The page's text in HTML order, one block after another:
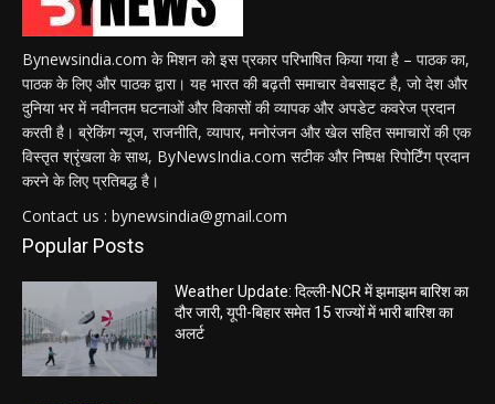
Bynewsindia.com के मिशन को इस प्रकार परिभाषित किया गया है – पाठक का,
पाठक के लिए और पाठक द्वारा। यह भारत की बढ़ती समाचार वेबसाइट है, जो देश और
दुनिया भर में नवीनतम घटनाओं और विकासों की व्यापक और अपडेट कवरेज प्रदान
करती है। ब्रेकिंग न्यूज, राजनीति, व्यापार, मनोरंजन और खेल सहित समाचारों की एक
विस्तृत श्रृंखला के साथ, ByNewsIndia.com सटीक और निष्पक्ष रिपोर्टिंग प्रदान
करने के लिए प्रतिबद्ध है।
Contact us : bynewsindia@gmail.com
Popular Posts
Weather Update: दिल्ली-NCR में झमाझम बारिश का
दौर जारी, यूपी-बिहार समेत 15 राज्यों में भारी बारिश का
अलर्ट